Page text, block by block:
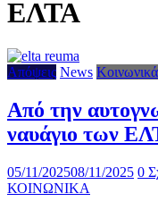
ΕΛΤΑ
Απόψεις News Κοινωνικά
Από την
ναυάγιο των
05/11/202508/11/2025 0
ΚΟΙΝΩΝΙΚΑ